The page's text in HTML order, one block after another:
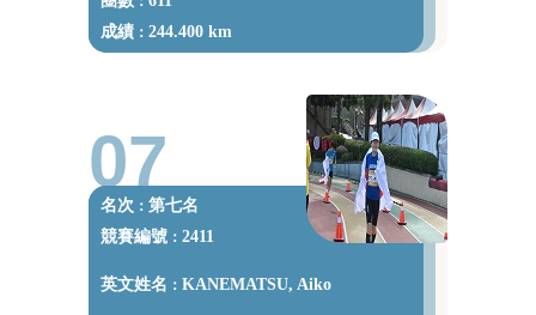
成績 ： 244.400 km
07
名次 ： 第七名
競賽編號 ： 2411
英文姓名 ： KANEMATSU, Aiko